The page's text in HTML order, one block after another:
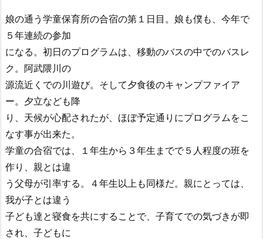
娘の通う学童保育所の合宿の第１日目。娘も僕も、今年で
５年連続の参加
になる。初日のプログラムは、移動のバスの中でのバスレ
ク。阿武隈川の
源流近くでの川遊び。そして夕食後のキャンプファイア
ー。夕立なども降
り、天候が心配されたが、ほぼ予定通りにプログラムをこ
なす事が出来た。
学童の合宿では、１年生から３年生までで５人程度の班を
作り、親とは違
う父母が引率する。４年生以上も同様だ。親にとっては、
我が子とは違う
子ども達と寝食を共にすることで、子育てでの気づきが即
され、子どもに